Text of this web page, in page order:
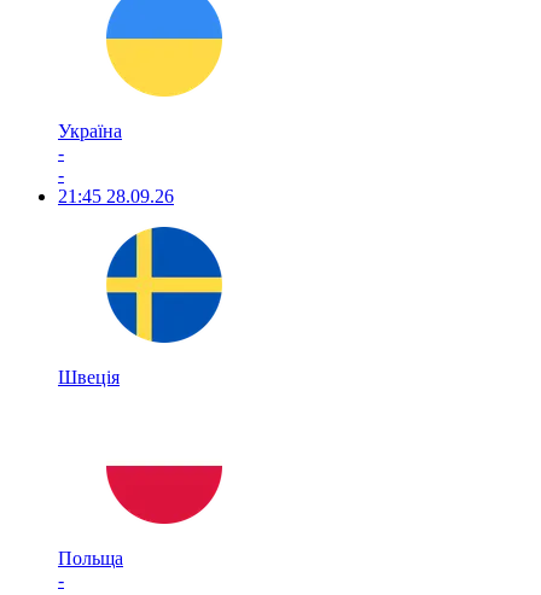
Україна
-
-
21:45 28.09.26
Швеція
Польща
-